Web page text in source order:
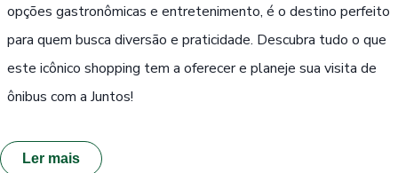
opções gastronômicas e entretenimento, é o destino perfeito
para quem busca diversão e praticidade. Descubra tudo o que
este icônico shopping tem a oferecer e planeje sua visita de
ônibus com a Juntos!
Ler mais